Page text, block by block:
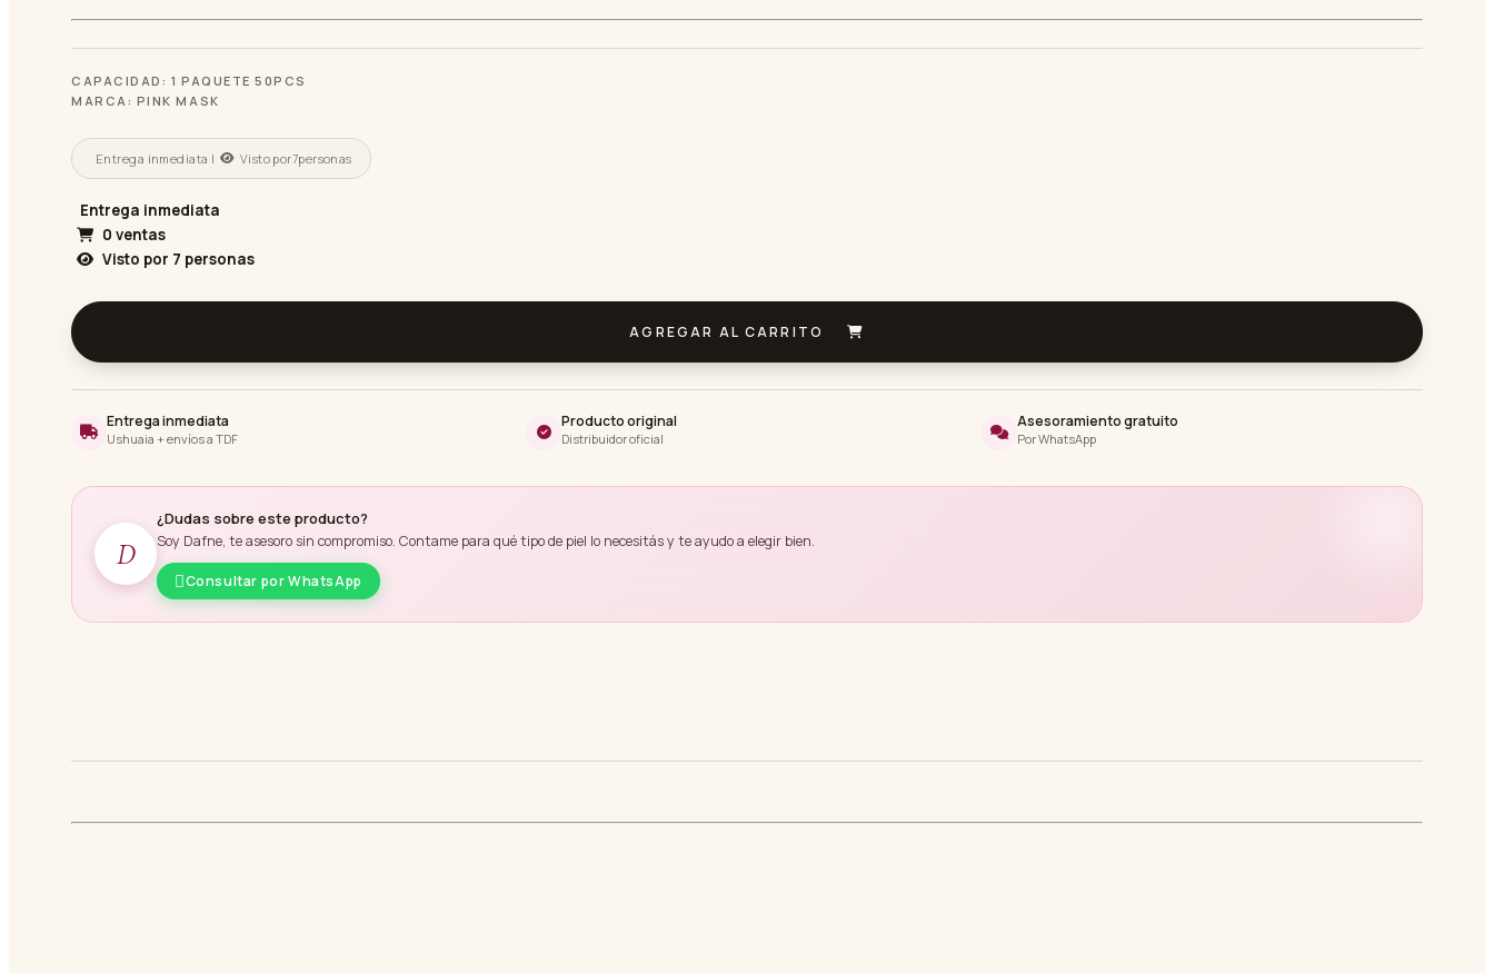
CAPACIDAD: 1 PAQUETE 50PCS
MARCA: PINK MASK
Entrega inmediata | Visto por7personas
Entrega inmediata
0 ventas
Visto por 7 personas
AGREGAR AL CARRITO
Entrega inmediata
Ushuaia + envíos a TDF
Producto original
Distribuidor oficial
Asesoramiento gratuito
Por WhatsApp
D
¿Dudas sobre este producto?
Soy Dafne, te asesoro sin compromiso. Contame para qué tipo de piel lo necesitás y te ayudo a elegir bien.
Consultar por WhatsApp